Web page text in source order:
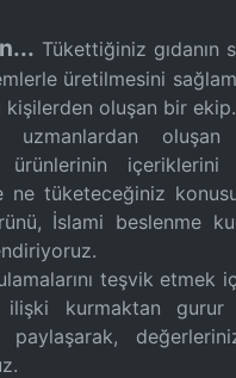
Tükettiğiniz gıdanın
üretilmesini
kişilerden oluşan bir ekip.
uzmanlardan oluşan
ürünlerinin
tüketeceğiniz
İslami beslenme
teşvik etmek
kurmaktan gurur